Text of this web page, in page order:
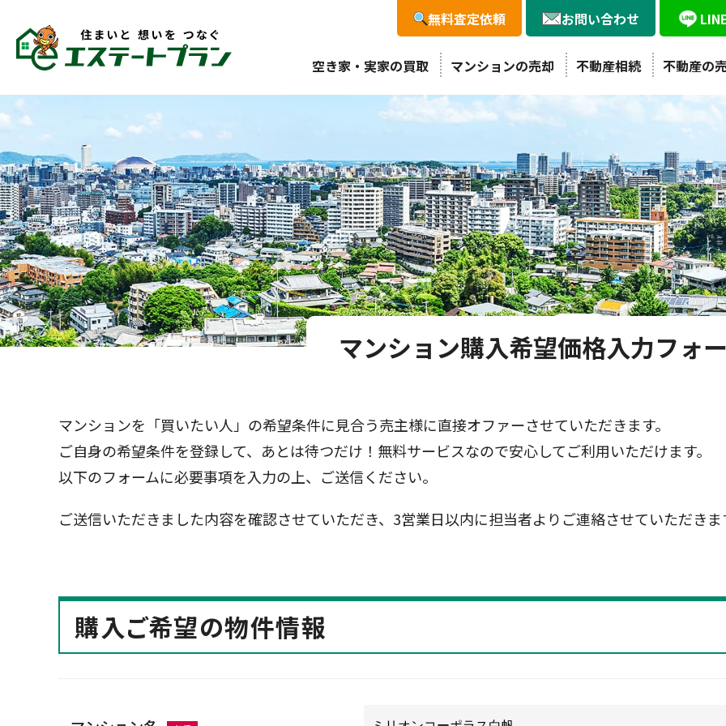
無料査定依頼 お問い合わせ
空き家・実家の買取 マンションの売却 不動産相続 不動産の
マンション購入希望価格入力フォ
マンションを「買いたい人」の希望条件に見合う売主様に直接オファーさせていただきます。
ご自身の希望条件を登録して、あとは待つだけ！無料サービスなので安心してご利用いただけます。
以下のフォームに必要事項を入力の上、ご送信ください。
ご送信いただきました内容を確認させていただき、3営業日以内に担当者よりご連絡させていただきま
購入ご希望の物件情報